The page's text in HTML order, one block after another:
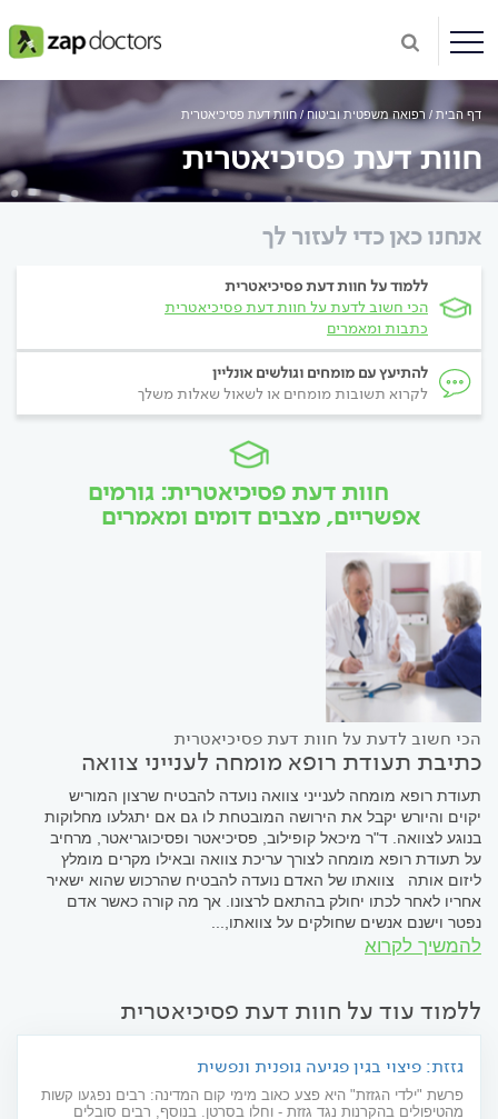
דף הבית רפואה משפטית וביטוח חוות דעת פסיכיאטרית
חוות דעת פסיכיאטרית
אנחנו כאן כדי לעזור לך
ללמוד על חוות דעת פסיכיאטרית
הכי חשוב לדעת על חוות דעת פסיכיאטרית
כתבות ומאמרים
להתיעץ עם מומחים וגולשים אונליין
לקרוא תשובות מומחים או לשאול שאלות משלך
חוות דעת פסיכיאטרית: גורמים
אפשריים, מצבים דומים ומאמרים
הכי חשוב לדעת על חוות דעת פסיכיאטרית
כתיבת תעודת רופא מומחה לענייני צוואה
תעודת רופא מומחה לענייני צוואה נועדה להבטיח שרצון המוריש
יקוים והיורש יקבל את הירושה המובטחת לו גם אם יתגלעו מחלוקות
בנוגע לצוואה. ד"ר מיכאל קופילוב, פסיכיאטר ופסיכוגריאטר, מרחיב
על תעודת רופא מומחה לצורך עריכת צוואה ובאילו מקרים מומלץ
ליזום אותה צוואתו של האדם נועדה להבטיח שהרכוש שהוא ישאיר
אחריו לאחר לכתו יחולק בהתאם לרצונו. אך מה קורה כאשר אדם
נפטר וישנם אנשים שחולקים על צוואתו,...
להמשיך לקרוא
ללמוד עוד על חוות דעת פסיכיאטרית
גזזת: פיצוי בגין פגיעה גופנית ונפשית
פרשת "ילדי הגזזת" היא פצע כאוב מימי קום המדינה: רבים נפגעו קשות
מהטיפולים בהקרנות נגד גזזת - וחלו בסרטן. בנוסף, רבים סובלים